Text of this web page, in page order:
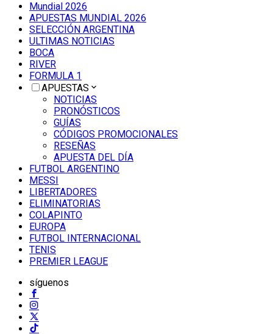
Mundial 2026
APUESTAS MUNDIAL 2026
SELECCIÓN ARGENTINA
ULTIMAS NOTICIAS
BOCA
RIVER
FORMULA 1
APUESTAS
NOTICIAS
PRONÓSTICOS
GUÍAS
CÓDIGOS PROMOCIONALES
RESEÑAS
APUESTA DEL DÍA
FUTBOL ARGENTINO
MESSI
LIBERTADORES
ELIMINATORIAS
COLAPINTO
EUROPA
FUTBOL INTERNACIONAL
TENIS
PREMIER LEAGUE
síguenos